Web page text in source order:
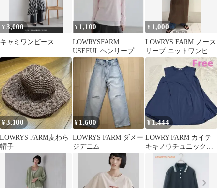
¥3,000
キャミワンピース
¥1,100
LOWRYSFARM
USEFUL ヘンリープル
オーバーLS ピンク
¥ 1,000
LOWRYS FARM ノース
リーブ ニットワンピー
ス ブラウン F
¥3,100
LOWRYS FARM麦わら
帽子
¥ 1,600
LOWRYS FARM ダメー
ジデニム
¥ 1,444
LOWRY FARM カイテ
キキノウチュニック
ノースリーブ ネイビ
ー フリー